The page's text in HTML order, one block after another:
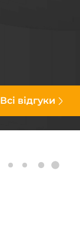
Всі відгуки